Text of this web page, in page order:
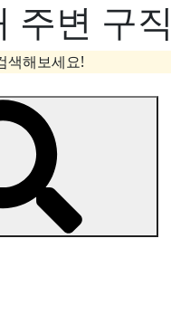
주변 구
색해보세요!